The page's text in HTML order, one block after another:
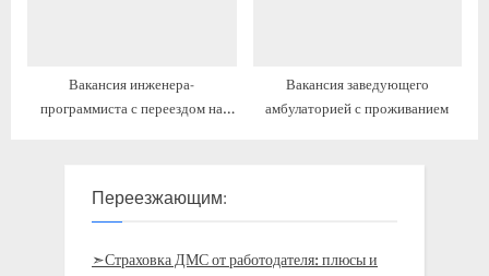
Вакансия инженера-
программиста с переездом на
Вакансия заведующего
амбулаторией с проживанием
Переезжающим:
➣Страховка ДМС от работодателя: плюсы и